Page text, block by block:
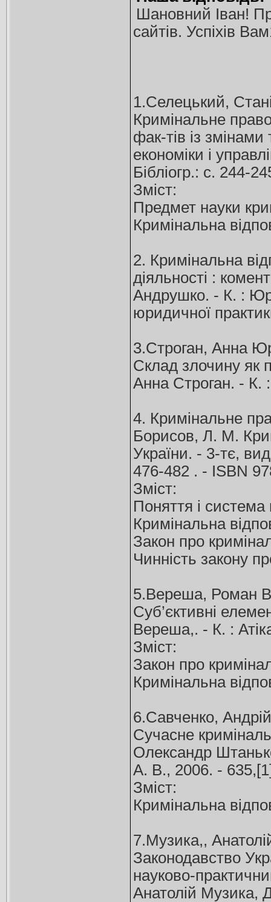
Шановний Іван!
сайтів. Успіхів
1.Селецький,
Кримінальне
фак-тів із
економіки і
Бібліогр.: с. 244-
Зміст:
Предмет науки
Кримінальна
2. Кримінальна
діяльності :
Андрушко. - К. :
юридичної
3.Строган, Анна
Склад злочину як
Анна Строган. - К.
4. Кримінальне
Борисов, Л. М.
України. - 3-тє,
476-482 . - ISBN
Зміст:
Поняття і
Кримінальна
Закон про
Чинність закону
5.Вереша, Роман
Суб’єктивні
Вереша,. - К. :
Зміст:
Закон про
Кримінальна
6.Савченко,
Сучасне
Олександр
А. В., 2006. -
Зміст:
Кримінальна
7.Музика,,
Законодавство
науково-
Анатолій Музика,